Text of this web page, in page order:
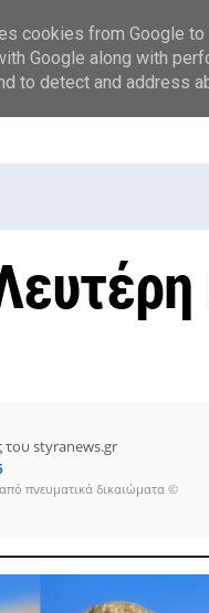
του styranews.gr
πνευματικά δικαιώματα ©
cookies from Google
Google along with
to detect and address